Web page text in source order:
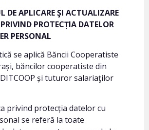
DE APLICARE ŞI ACTUALIZARE
PROTECȚIA DATELOR
PERSONAL
se aplică Băncii Cooperatiste
băncilor cooperatiste din
și tuturor salariaţilor
protecția datelor cu
se referă la toate